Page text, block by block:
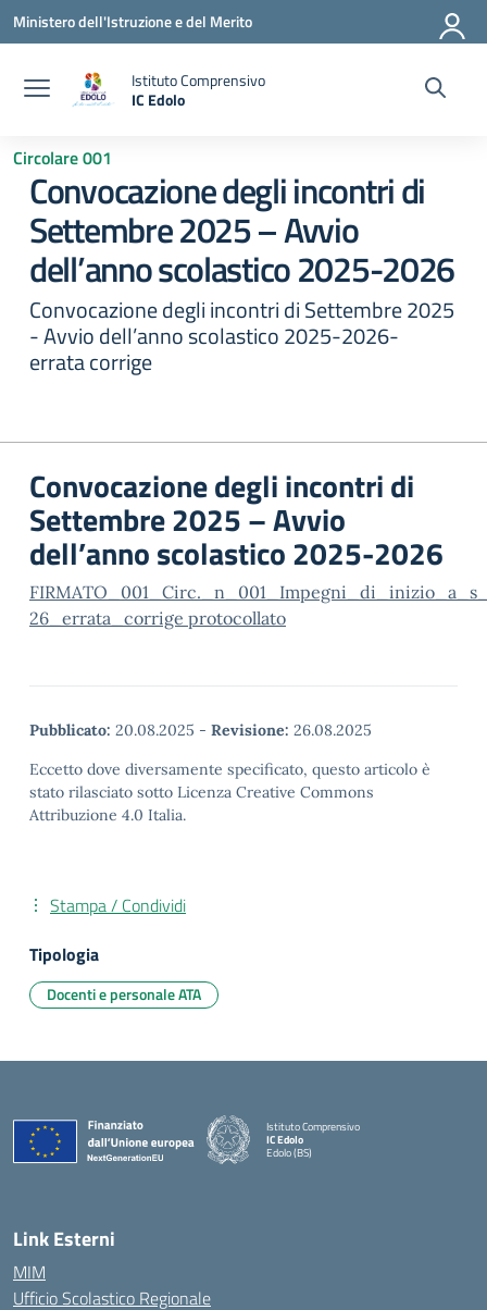
Vai ai contenuti
Vai al menu di navigazione
Vai al footer
Ministero dell'Istruzione e del Merito
Istituto Comprensivo
IC Edolo
Circolare 001
Convocazione degli incontri di
Settembre 2025 – Avvio
dell’anno scolastico 2025-2026
Convocazione degli incontri di Settembre 2025
- Avvio dell’anno scolastico 2025-2026-
errata corrige
Convocazione degli incontri di
Settembre 2025 – Avvio
dell’anno scolastico 2025-2026
26_errata_corrige protocollato
Pubblicato: 20.08.2025 - Revisione: 26.08.2025
Eccetto dove diversamente specificato, questo articolo è
stato rilasciato sotto Licenza Creative Commons
Attribuzione 4.0 Italia.
Stampa / Condividi
Tipologia
Docenti e personale ATA
Istituto Comprensivo
IC Edolo
Edolo (BS)
Link Esterni
MIM
Ufficio Scolastico Regionale